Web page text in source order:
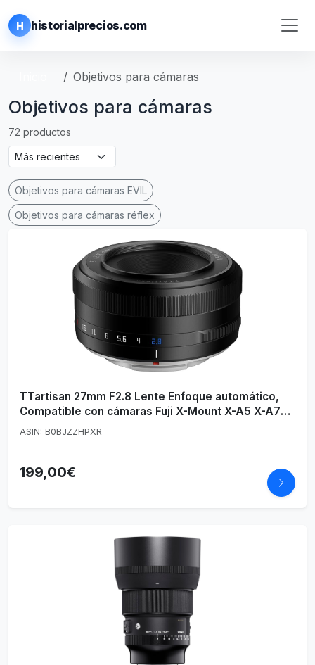
H historialprecios.com
Objetivos para cámaras
Objetivos para cámaras
72 productos
Objetivos para cámaras EVIL
Objetivos para cámaras réflex
TTartisan 27mm F2.8 Lente Enfoque automático,
Compatible con cámaras Fuji X-Mount X-A5 X-A7
X-Ｍ1 X-Ｍ2 X-Ｈ1 X-T1 X-T10 X-T2 X-T20 X-T3 X- T
ASIN: B0BJZZHPXR
199,00€